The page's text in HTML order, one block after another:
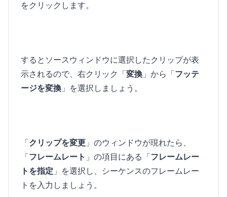
をクリックします。
するとソースウィンドウに選択したクリップが表
示されるので、右クリック「変換 」から「フッテ
ージを変換 」を選択しましょう。
「クリップを変更 」のウィンドウが現れたら、
「フレームレート 」の項目にある「フレームレー
トを指定 」を選択し、シーケンスのフレームレー
トを入力しましょう。